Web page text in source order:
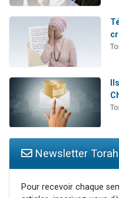
Newsletter
Pour recevoir chaque